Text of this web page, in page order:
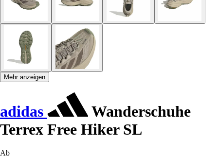
Mehr anzeigen
adidas
Wanderschuhe
Terrex Free Hiker SL
Ab